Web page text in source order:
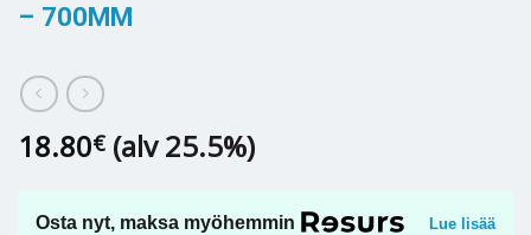
– 700MM
18.80€ (alv 25.5%)
Osta nyt, maksa myöhemmin Lue lisää